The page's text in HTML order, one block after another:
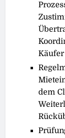
Käufer
dem